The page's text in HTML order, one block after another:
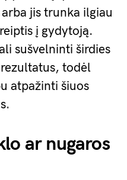
jis trunka ilgiau
į gydytoją.
sušvelninti širdies
todėl
atpažinti šiuos
ar nugaros